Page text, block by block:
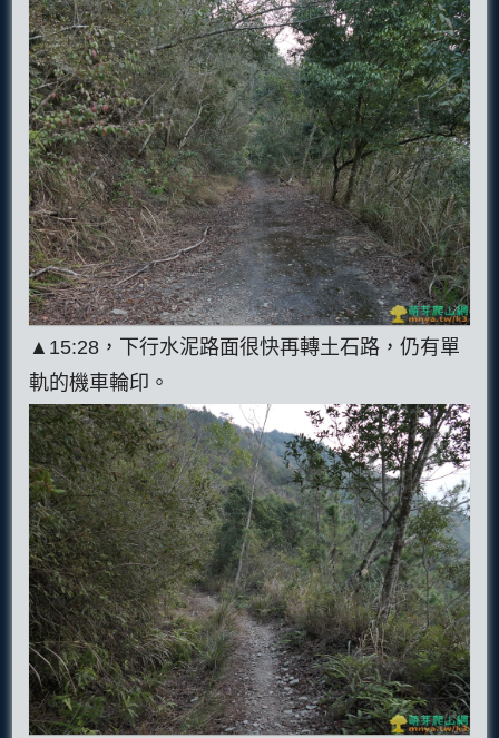
▲15:28，下行水泥路面很快再轉土石路，仍有單
軌的機車輪印。